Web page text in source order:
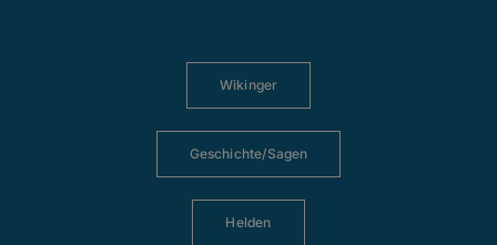
Wikinger
Geschichte/Sagen
Helden